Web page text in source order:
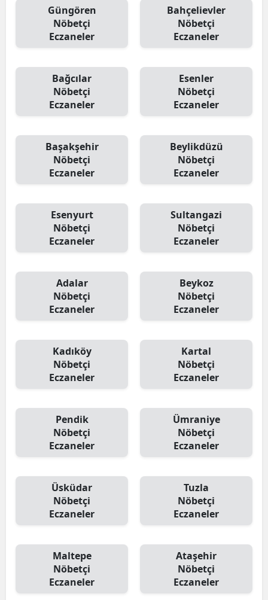
Güngören
Nöbetçi
Eczaneler
Bahçelievler
Nöbetçi
Eczaneler
Bağcılar
Nöbetçi
Eczaneler
Esenler
Nöbetçi
Eczaneler
Başakşehir
Nöbetçi
Eczaneler
Beylikdüzü
Nöbetçi
Eczaneler
Esenyurt
Nöbetçi
Eczaneler
Sultangazi
Nöbetçi
Eczaneler
Adalar
Nöbetçi
Eczaneler
Beykoz
Nöbetçi
Eczaneler
Kadıköy
Nöbetçi
Eczaneler
Kartal
Nöbetçi
Eczaneler
Pendik
Nöbetçi
Eczaneler
Ümraniye
Nöbetçi
Eczaneler
Üsküdar
Nöbetçi
Eczaneler
Tuzla
Nöbetçi
Eczaneler
Maltepe
Nöbetçi
Eczaneler
Ataşehir
Nöbetçi
Eczaneler